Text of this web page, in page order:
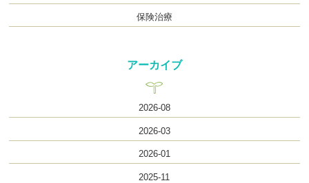
保険治療
アーカイブ
2026-08
2026-03
2026-01
2025-11